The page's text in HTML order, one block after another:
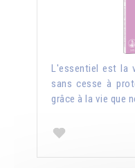
L'essentiel est la
sans cesse à
grâce à la vie que